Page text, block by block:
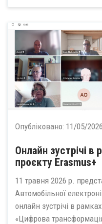
Опубліковано: 11/05/2026
Oнлайн зустрічі в
проєкту Erasmus+
11 травня 2026 р.
Автомобільної
онлайн зустрічі в
«Цифрова